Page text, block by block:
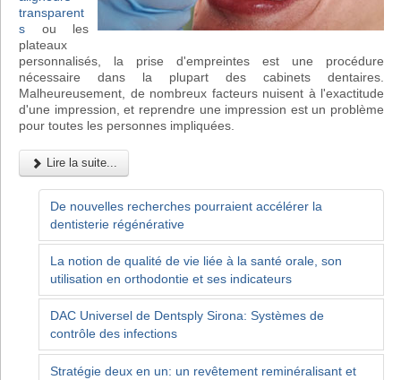
transparent
s ou les
plateaux
personnalisés, la prise d'empreintes est une procédure
nécessaire dans la plupart des cabinets dentaires.
Malheureusement, de nombreux facteurs nuisent à l'exactitude
d'une impression, et reprendre une impression est un problème
pour toutes les personnes impliquées.
Lire la suite...
De nouvelles recherches pourraient accélérer la
dentisterie régénérative
La notion de qualité de vie liée à la santé orale, son
utilisation en orthodontie et ses indicateurs
DAC Universel de Dentsply Sirona: Systèmes de
contrôle des infections
Stratégie deux en un: un revêtement reminéralisant et